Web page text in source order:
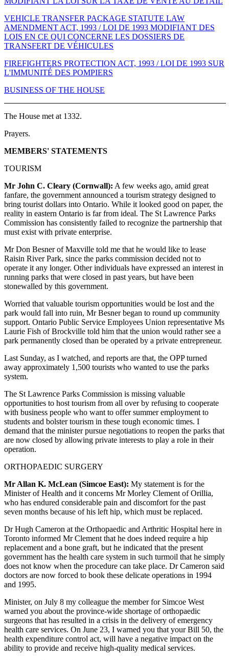
VEHICLE TRANSFER PACKAGE STATUTE LAW
AMENDMENT ACT, 1993 / LOI DE 1993 MODIFIANT DES
LOIS EN CE QUI CONCERNE LES DOSSIERS DE
TRANSFERT DE VÉHICULES
FIREFIGHTERS PROTECTION ACT, 1993 / LOI DE 1993 SUR
L'IMMUNITÉ DES POMPIERS
BUSINESS OF THE HOUSE
The House met at 1332.
Prayers.
MEMBERS' STATEMENTS
TOURISM
Mr John C. Cleary (Cornwall): A few weeks ago, amid great
fanfare, the government announced a tourism strategy designed to
bring tourist dollars into Ontario. While it looked good on paper, the
reality in eastern Ontario is far from ideal. The St Lawrence Parks
Commission has consistently failed to recognize the partnership that
must exist with private enterprise.
Mr Don Besner of Maxville told me that he would like to lease
Raisin River Park, since the parks commission decided not to
operate it any longer. Other individuals have expressed an interest in
running parks that were closed in past years, but have been
stonewalled by this government.
Worried that valuable tourism opportunities would be lost and the
park would fall into ruin, Mr Besner began to round up community
support. Ontario Public Service Employees Union representative Ms
Laurie Fish of Brockville told him that the union would rather see a
park permanently closed than be operated by a private entrepreneur.
Last Sunday, as I watched, and reports are that, the OPP turned
away approximately 1,500 tourists who wanted to use the parks
system.
The St Lawrence Parks Commission is missing valuable
opportunities to host tourism from all over by refusing to cooperate
with business people who want to offer summer employment to
students and bolster tourism in these tough economic times. I
demand that the minister pursue negotiations to reopen the parks that
are now closed by allowing private interests to play a role in their
operation.
ORTHOPAEDIC SURGERY
Mr Allan K. McLean (Simcoe East): My statement is for the
Minister of Health and it concerns Mr Morley Clement of Orillia,
who has endured considerable pain and discomfort for the past
seven months because of his left hip, which must be replaced.
Dr Hugh Cameron at the Orthopaedic and Arthritic Hospital here in
Toronto informed Mr Clement that he does indeed require a hip
replacement and a bone graft, but he indicated that the present
government has the health care system in such turmoil that he simply
does not know when the procedure can take place. Dr Cameron said
doctors are now forced to book these delicate operations in 1994
and 1995.
Minister, on July 8 my colleague the member for Simcoe West
warned you about the province-wide shortage of orthopaedic
surgeons that has resulted in a crisis in the delivery of emergency
health care services. On June 23, I warned you that your Bill 50, the
health expenditure control act, will have a negative impact on the
ability to provide and receive high-quality medical services.